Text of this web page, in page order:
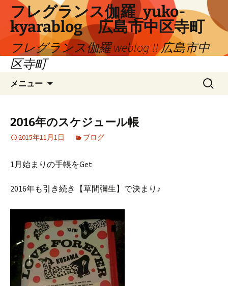
ツ
フレグランス伽羅_yuko-
kyarablog 広島市中区寺町
フレグランス伽羅 weblog !! 広島市中
区寺町
メニュー
検
索:
2016年のスケジュール帳
2015年11月1日 ブログ
1月始まりの手帳をGet
2016年も引き続き【草間彌生】で決まり♪